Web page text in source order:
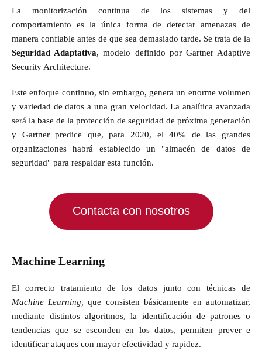
La monitorización continua de los sistemas y del
comportamiento es la única forma de detectar amenazas de
manera confiable antes de que sea demasiado tarde. Se trata de la
Seguridad Adaptativa, modelo definido por Gartner Adaptive
Security Architecture.
Este enfoque continuo, sin embargo, genera un enorme volumen
y variedad de datos a una gran velocidad. La analítica avanzada
será la base de la protección de seguridad de próxima generación
y Gartner predice que, para 2020, el 40% de las grandes
organizaciones habrá establecido un "almacén de datos de
seguridad" para respaldar esta función.
Contacta con nosotros
Machine Learning
El correcto tratamiento de los datos junto con técnicas de
Machine Learning,
que consisten básicamente en automatizar,
mediante distintos algoritmos, la identificación de patrones o
tendencias que se esconden en los datos, permiten prever e
identificar ataques con mayor efectividad y rapidez.